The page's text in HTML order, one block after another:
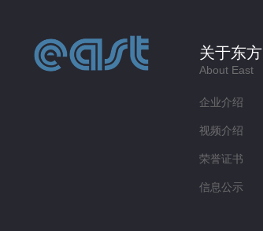
关于东方
About East
企业介绍
视频介绍
荣誉证书
信息公示